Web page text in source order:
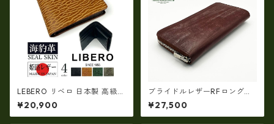
LEBERO リベロ 日本製 高級
アザラシ革(シールスキン)× 姫
路レザー 二つ折り財布(ly140
1)
¥20,900
ブライドルレザーRFロングウ
ォレット イギリス産ブライ
ドルレザー 日本製 tc-003H
G
¥27,500